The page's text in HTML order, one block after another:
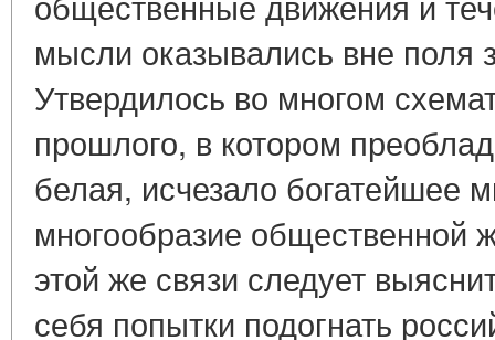
мысли оказывались вне поля
Утвердилось во многом
прошлого, в котором
белая, исчезало богатейшее
многообразие общественной
этой же связи следует
себя попытки подогнать